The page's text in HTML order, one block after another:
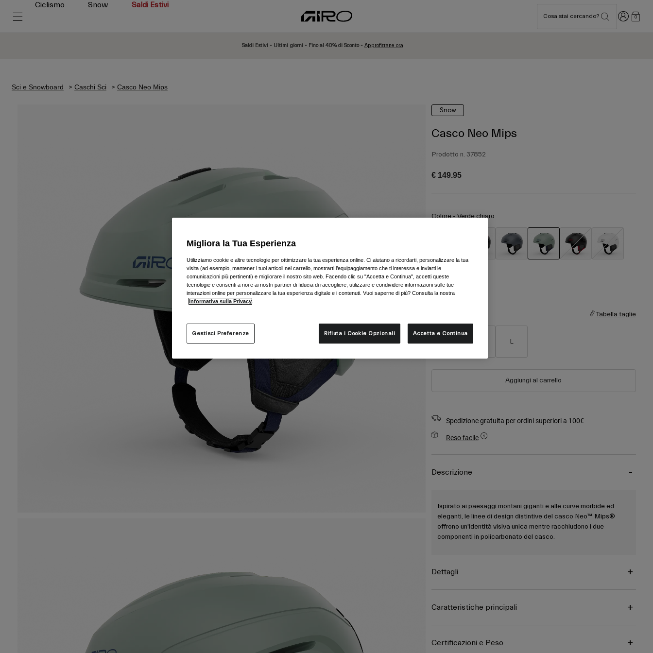
Ciclismo Snow Saldi Estivi
Cosa stai cercando? Accedi
0
Saldi Estivi - Ultimi giorni - Fino al 40% di Sconto - Approfittane ora
Sci e Snowboard Caschi Sci Casco Neo Mips
Snow
Casco Neo Mips
Prodotto n. 37852
€ 149.95
Colore -Verde chiaro
Tabella taglie
S L
Aggiungi al carrello
Spedizione gratuita per ordini superiori a 100€
Reso facile
Descrizione
Ispirato ai paesaggi montani giganti e alle curve morbide ed
eleganti, le linee di design distintive del casco Neo™ Mips®
offrono un'identità visiva unica mentre racchiudono i due
componenti in policarbonato del casco.
Dettagli
Caratteristiche principali
Certificazioni e Peso
Migliora la Tua Esperienza
Utilizziamo cookie e altre tecnologie per ottimizzare la tua esperienza online. Ci aiutano a ricordarti, personalizzare la tua
visita (ad esempio, mantener i tuoi articoli nel carrello, mostrarti l’equipaggiamento che ti interessa e inviarti le
comunicazioni più pertinenti) e migliorare il nostro sito web. Facendo clic su "Accetta e Continua", accetti queste
tecnologie e consenti a noi e ai nostri partner di fiducia di raccogliere, utilizzare e condividere informazioni sulle tue
interazioni online per personalizzare la tua esperienza digitale e i contenuti. Vuoi saperne di più? Consulta la nostra
Informativa sulla Privacy
Gestisci Preferenze Rifiuta i Cookie Opzionali Accetta e Continua